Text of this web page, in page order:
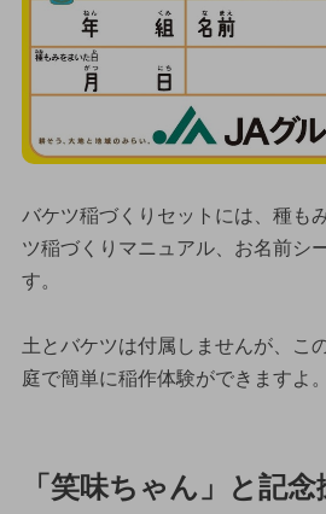
バケツ稲づくりセットには、種も
ツ稲づくりマニュアル、お名前シ
す。
土とバケツは付属しませんが、こ
庭で簡単に稲作体験ができますよ。
「笑味ちゃん」と記